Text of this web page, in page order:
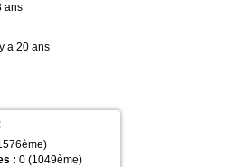
: 0 (1049ème)
ans
a 20 ans